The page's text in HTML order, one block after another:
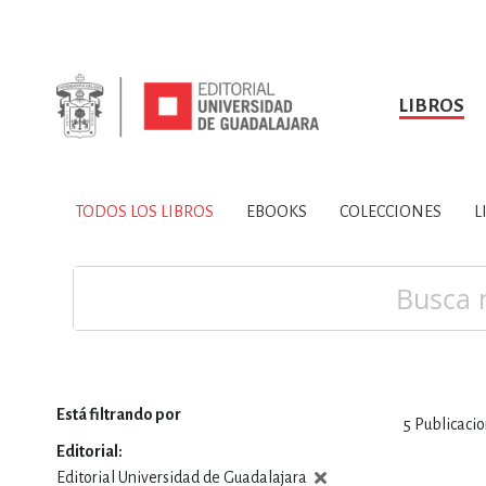
LIBROS
TODOS LOS LIBROS
SOBRE NOSOTROS HISTORIA
CIENCIAS DE LA
TODOS LOS LIBROS EBOOKS COLECCIONES
5
Está filtrando por
Editorial
Editorial Universidad de Guadalajara